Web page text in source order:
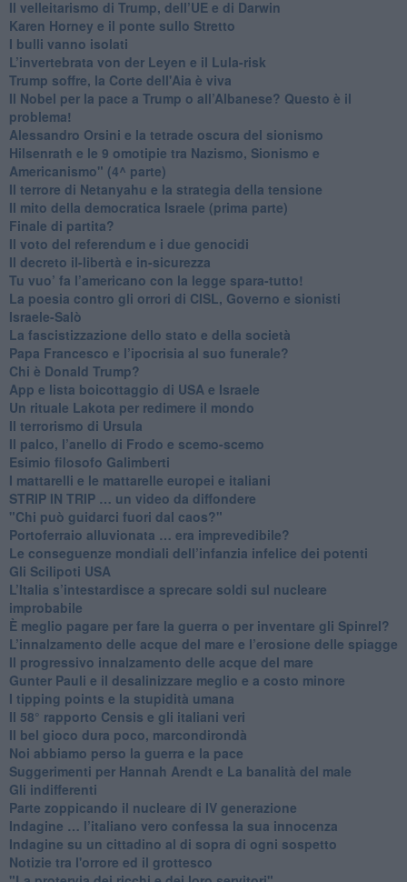
Il velleitarismo di Trump, dell’UE e di Darwin
​Karen Horney e il ponte sullo Stretto
​I bulli vanno isolati
L’invertebrata von der Leyen e il Lula-risk
Trump soffre, la Corte dell'Aia è viva
​Il Nobel per la pace a Trump o all’Albanese? Questo è il
problema!
​Alessandro Orsini e la tetrade oscura del sionismo
​Hilsenrath e le 9 omotipie tra Nazismo, Sionismo e
Americanismo" (4^ parte)
​Il terrore di Netanyahu e la strategia della tensione
Il mito della democratica Israele (prima parte)
​Finale di partita?
​Il voto del referendum e i due genocidi
Il decreto il-libertà e in-sicurezza
Tu vuo’ fa l’americano con la legge spara-tutto!
La poesia contro gli orrori di CISL, Governo e sionisti
Israele-Salò
​La fascistizzazione dello stato e della società
Papa Francesco e l’ipocrisia al suo funerale?
​Chi è Donald Trump?
App e lista boicottaggio di USA e Israele
​Un rituale Lakota per redimere il mondo
Il terrorismo di Ursula
​Il palco, l’anello di Frodo e scemo-scemo
Esimio filosofo Galimberti
​I mattarelli e le mattarelle europei e italiani
​STRIP IN TRIP … un video da diffondere
"Chi può guidarci fuori dal caos?"
​Portoferraio alluvionata … era imprevedibile?
Le conseguenze mondiali dell’infanzia infelice dei potenti
​Gli Scilipoti USA
L’Italia s’intestardisce a sprecare soldi sul nucleare
improbabile
È meglio pagare per fare la guerra o per inventare gli Spinrel?
​L’innalzamento delle acque del mare e l’erosione delle spiagge
​Il progressivo innalzamento delle acque del mare
​Gunter Pauli e il desalinizzare meglio e a costo minore
I tipping points e la stupidità umana
​Il 58° rapporto Censis e gli italiani veri
​Il bel gioco dura poco, marcondirondà
Noi abbiamo perso la guerra e la pace
Suggerimenti per Hannah Arendt e La banalità del male
​Gli indifferenti
Parte zoppicando il nucleare di IV generazione
​Indagine … l’italiano vero confessa la sua innocenza
Indagine su un cittadino al di sopra di ogni sospetto
Notizie tra l'orrore ed il grottesco